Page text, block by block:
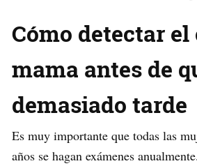
Cómo detectar el
mama antes de
demasiado tarde
Es muy importante que todas las
años se hagan exámenes